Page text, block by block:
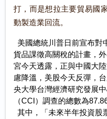
打，而是想拉主要貿易國
動製造業回流。
美國總統川普日前宣布對
貨品課徵高關稅的計畫，
宮今天透露，正與中國大
慮降溫，美股今天反彈，
央大學台灣經濟研究發展
（CCI）調查的總數為
其中，「未來半年投資股